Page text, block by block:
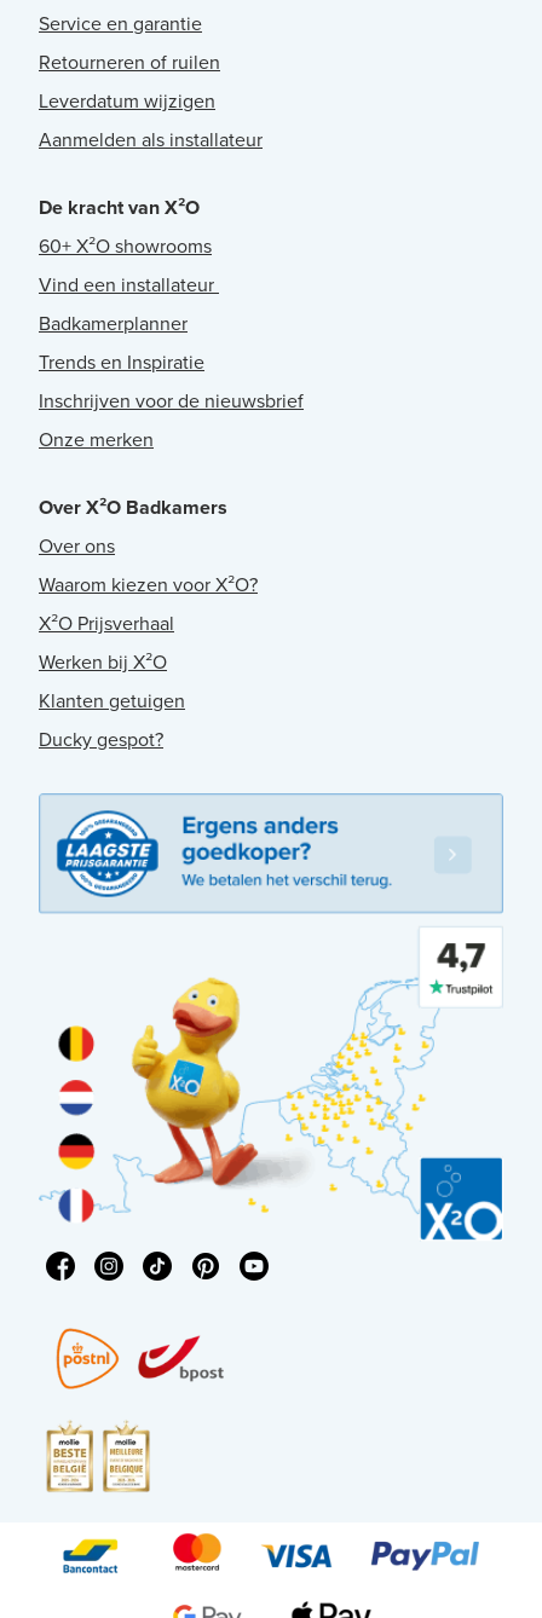
Service en garantie
Retourneren of ruilen
Leverdatum wijzigen
Aanmelden als installateur
De kracht van X²O
60+ X²O showrooms
Vind een installateur
Badkamerplanner
Trends en Inspiratie
Inschrijven voor de nieuwsbrief
Onze merken
Over X²O Badkamers
Over ons
Waarom kiezen voor X²O?
X²O Prijsverhaal
Werken bij X²O
Klanten getuigen
Ducky gespot?